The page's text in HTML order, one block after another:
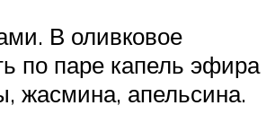
В оливковое
по паре капель эфира
жасмина, апельсина.